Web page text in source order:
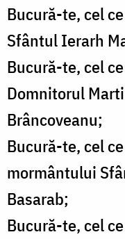
Bucură-te, cel
Sfântul Ierarh
Bucură-te, cel
Domnitorul
Brâncoveanu;
Bucură-te, cel
mormântului
Basarab;
Bucură-te, cel